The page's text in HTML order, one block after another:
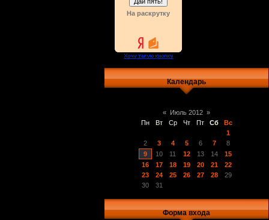
На раскрутку
Календарь
« Июль 2012 »
Пн
Вт Ср Чт Пт Сб
Вс
1
2
3 4 5 6 7
8
9
10 11 12 13 14
15
16
17 18 19 20 21
22
23
24 25 26 27 28
29
30
31
Форма входа